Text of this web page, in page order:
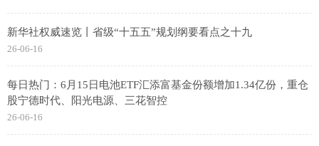
新华社权威速览丨省级“十五五”规划纲要看点之十九
26-06-16
每日热门：6月15日电池ETF汇添富基金份额增加1.34亿份，重仓
股宁德时代、阳光电源、三花智控
26-06-16